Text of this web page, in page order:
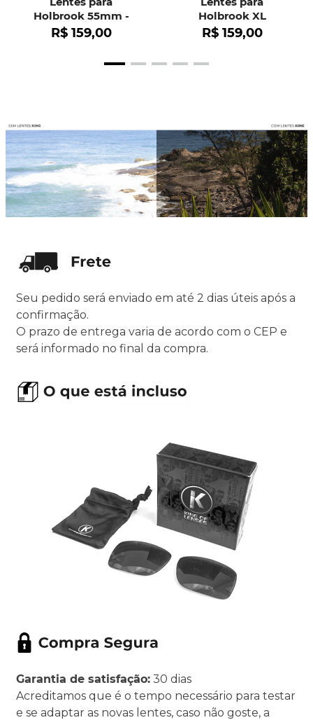
Holbrook 55mm -
OO9102
R$ 159,00
Holbrook XL
R$ 159,00
Seu pedido será enviado em até 2 dias úteis após a
confirmação.
O prazo de entrega varia de acordo com o CEP e
será informado no final da compra.
Garantia de satisfação: 30 dias
Acreditamos que é o tempo necessário para testar
e se adaptar as novas lentes, caso não goste, a